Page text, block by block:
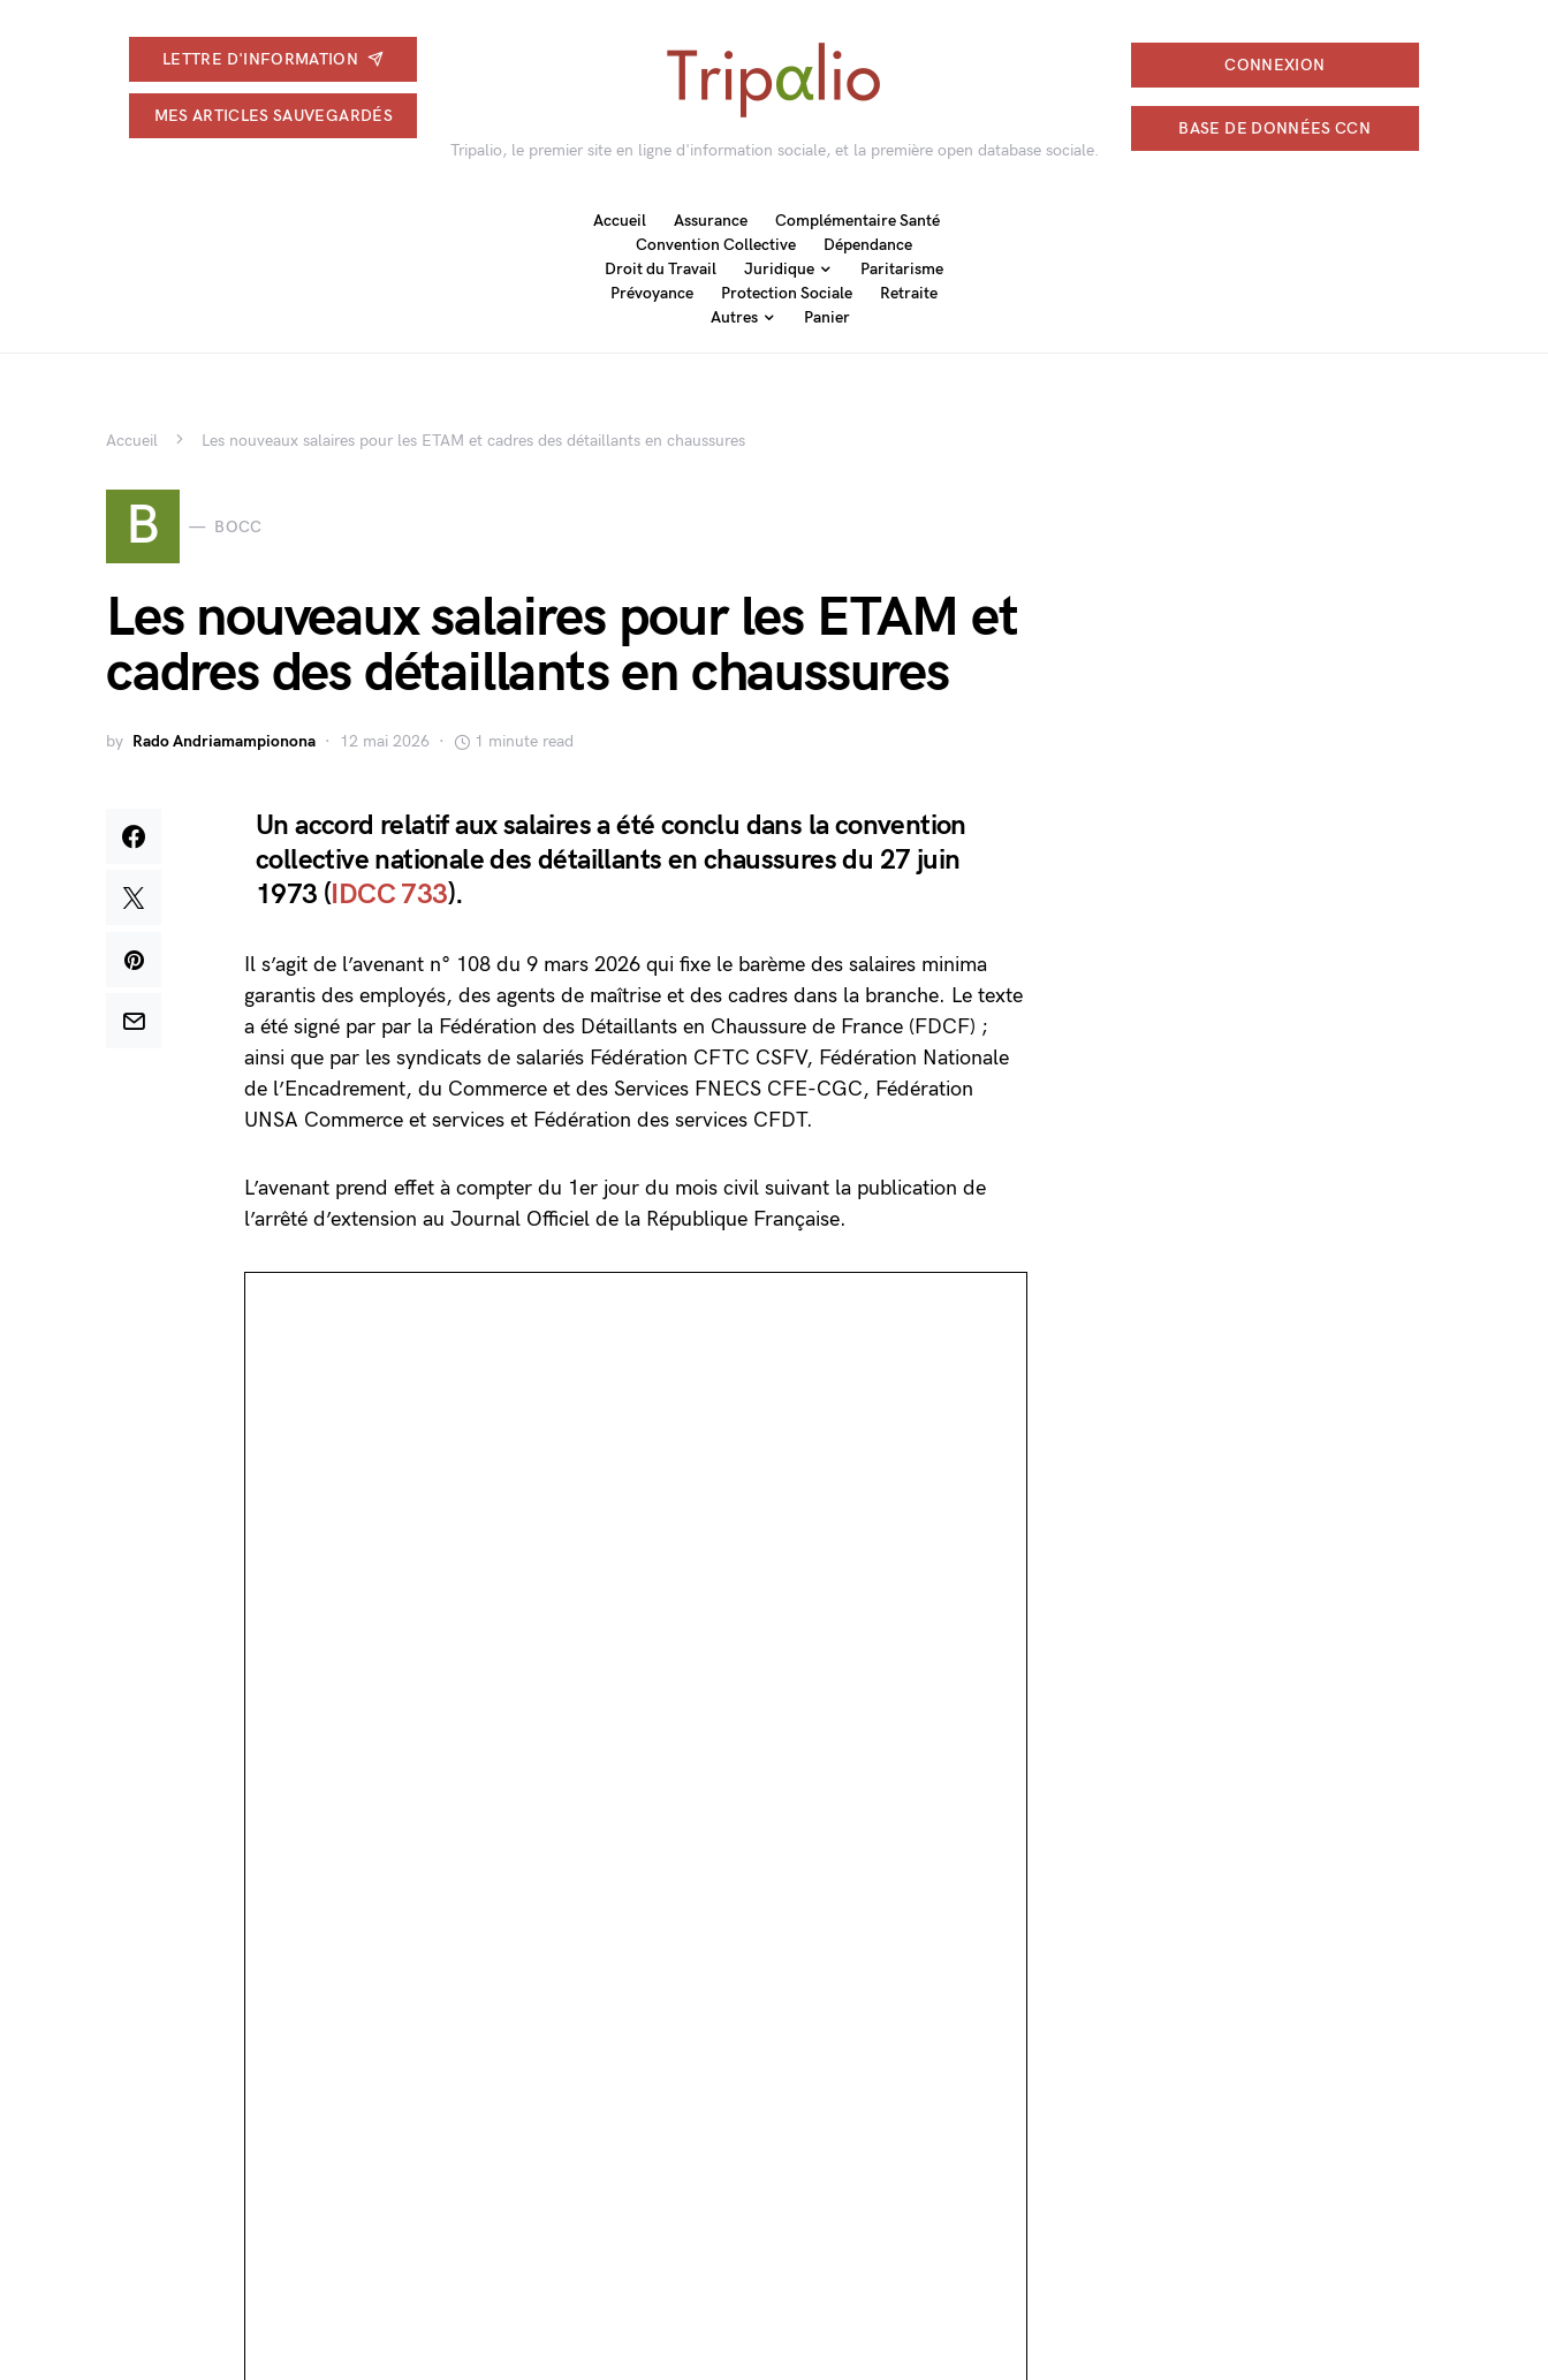
LETTRE D'INFORMATION
MES ARTICLES SAUVEGARDÉS
Tripalio, le premier site en ligne d'information sociale, et la première open database sociale.
CONNEXION
BASE DE DONNÉES CCN
Accueil Assurance
Complémentaire Santé
Convention Collective
Dépendance
Droit du Travail
Juridique
Paritarisme
Prévoyance
Protection Sociale
Retraite
Autres
Panier
Accueil Les nouveaux salaires pour les ETAM et cadres des détaillants en chaussures
B BOCC
Les nouveaux salaires pour les ETAM et
cadres des détaillants en chaussures
by Rado Andriamampionona 12 mai 2026 1 minute read
Un accord relatif aux salaires a été conclu dans la convention
collective nationale des détaillants en chaussures du 27 juin
1973 (IDCC 733).
Il s’agit de l’avenant n° 108 du 9 mars 2026 qui fixe le barème des salaires minima
garantis des employés, des agents de maîtrise et des cadres dans la branche. Le texte
a été signé par par la Fédération des Détaillants en Chaussure de France (FDCF) ;
ainsi que par les syndicats de salariés Fédération CFTC CSFV, Fédération Nationale
de l’Encadrement, du Commerce et des Services FNECS CFE-CGC, Fédération
UNSA Commerce et services et Fédération des services CFDT.
L’avenant prend effet à compter du 1er jour du mois civil suivant la publication de
l’arrêté d’extension au Journal Officiel de la République Française.